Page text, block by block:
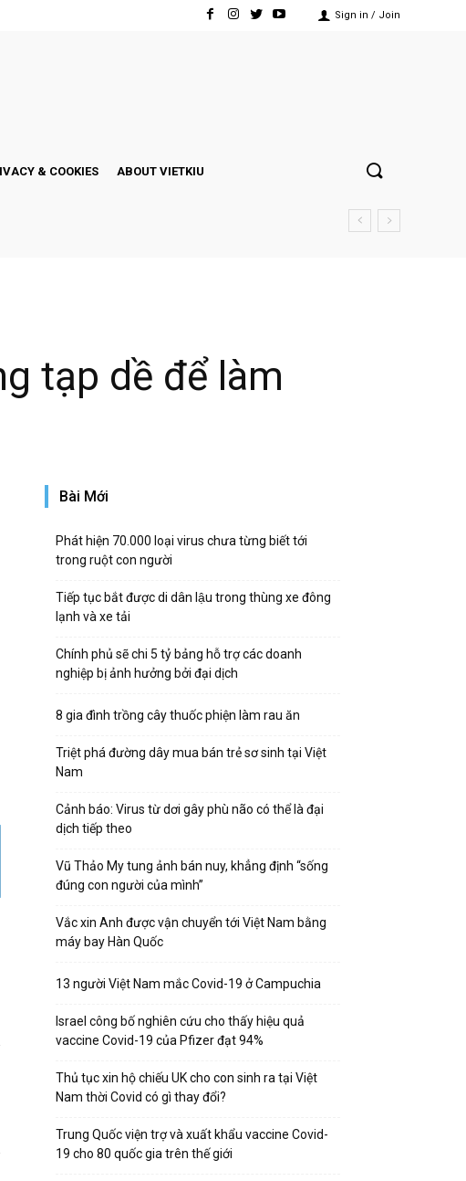
Sign in / Join
& COOKIES ABOUT VIETKIU
tạp dề để làm
Bài Mới
Phát hiện 70.000 loại virus chưa từng biết tới
trong ruột con người
Tiếp tục bắt được di dân lậu trong thùng xe đông
lạnh và xe tải
Chính phủ sẽ chi 5 tỷ bảng hỗ trợ các doanh
nghiệp bị ảnh hưởng bởi đại dịch
8 gia đình trồng cây thuốc phiện làm rau ăn
Triệt phá đường dây mua bán trẻ sơ sinh tại Việt
Nam
Cảnh báo: Virus từ dơi gây phù não có thể là đại
dịch tiếp theo
Vũ Thảo My tung ảnh bán nuy, khẳng định “sống
đúng con người của mình”
Vắc xin Anh được vận chuyển tới Việt Nam bằng
máy bay Hàn Quốc
13 người Việt Nam mắc Covid-19 ở Campuchia
Israel công bố nghiên cứu cho thấy hiệu quả
vaccine Covid-19 của Pfizer đạt 94%
Thủ tục xin hộ chiếu UK cho con sinh ra tại Việt
Nam thời Covid có gì thay đổi?
Trung Quốc viện trợ và xuất khẩu vaccine Covid-
19 cho 80 quốc gia trên thế giới